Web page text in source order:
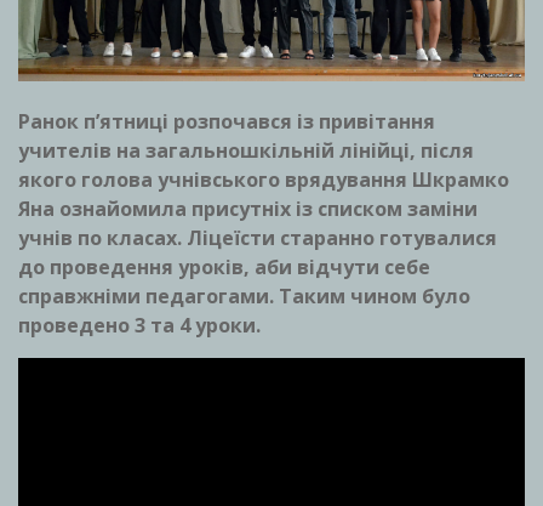
Ранок п’ятниці розпочався із привітання
учителів на загальношкільній лінійці, після
якого голова учнівського врядування Шкрамко
Яна ознайомила присутніх із списком заміни
учнів по класах. Ліцеїсти старанно готувалися
до проведення уроків, аби відчути себе
справжніми педагогами. Таким чином було
проведено 3 та 4 уроки.